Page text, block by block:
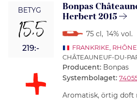
BETYG
15,5
219:-
Bonpas
Herbert 2015
75 cl , 14% vol.
FRANKRIKE, RHÔNE
CHÂTEAUNEUF-DU-
Producent: Bonpas
Systembolaget:
Aromatisk, örtig doft